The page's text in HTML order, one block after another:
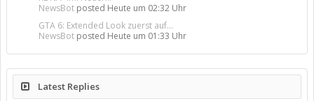
NewsBot posted Heute um 02:32 Uhr
GTA 6: Extended Look zuerst auf...
NewsBot posted Heute um 01:33 Uhr
Latest Replies